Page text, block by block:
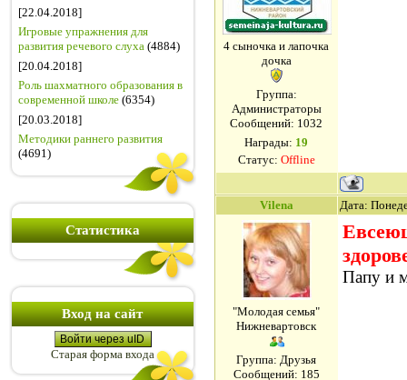
[22.04.2018]
Игровые упражнения для
развития речевого слуха (4884)
[20.04.2018]
Роль шахматного образования в
современной школе (6354)
[20.03.2018]
Методики раннего развития
(4691)
Статистика
Вход на сайт
Войти через uID
Старая форма входа
4 сыночка и лапочка
дочка
Группа:
Администраторы
Сообщений: 1032
Награды: 19
Статус: Offline
Vilena Дата:
"Молодая семья"
Нижневартовск
Группа: Друзья
Сообщений: 185
Папу и